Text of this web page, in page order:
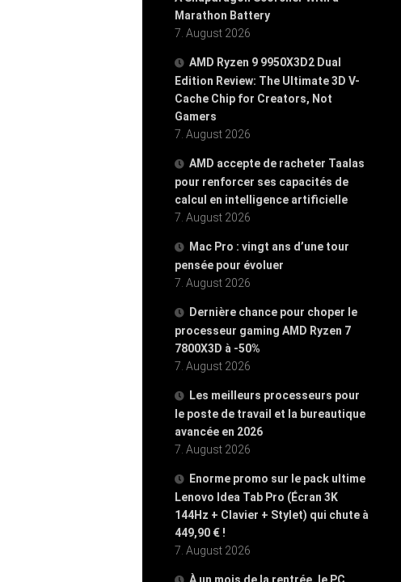
Marathon Battery
7. August 2026
AMD Ryzen 9 9950X3D2 Dual
Edition Review: The Ultimate 3D V-
Cache Chip for Creators, Not
Gamers
7. August 2026
AMD accepte de racheter Taalas
pour renforcer ses capacités de
calcul en intelligence artificielle
7. August 2026
Mac Pro : vingt ans d’une tour
pensée pour évoluer
7. August 2026
Dernière chance pour choper le
processeur gaming AMD Ryzen 7
7800X3D à -50%
7. August 2026
Les meilleurs processeurs pour
le poste de travail et la bureautique
avancée en 2026
7. August 2026
Enorme promo sur le pack ultime
Lenovo Idea Tab Pro (Écran 3K
144Hz + Clavier + Stylet) qui chute à
449,90 € !
7. August 2026